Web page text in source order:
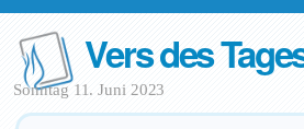
Vers des
Sonntag 11. Juni 2023